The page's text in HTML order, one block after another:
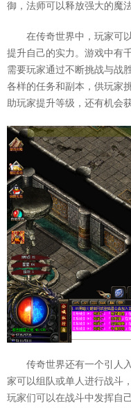
御，法师可以释放强大的魔
在传奇世界中，玩家可
提升自己的实力。游戏中有
需要玩家通过不断挑战与战
各样的任务和副本，供玩家
助玩家提升等级，还有机会
传奇世界还有一个引人
家可以组队或单人进行战斗
玩家们可以在战斗中发挥自